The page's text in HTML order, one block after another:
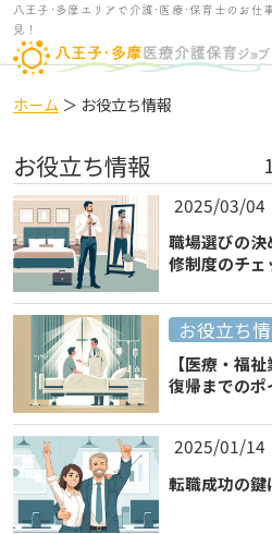
八王子･多摩エリアで介護･医療･保育士のお仕
見！
ホーム＞ お役立ち情報
お役立ち情報
2025/03/04
職場選びの
修制度のチェ
お役立ち
【医療・福
復帰までの
2025/01/14
転職成功の鍵